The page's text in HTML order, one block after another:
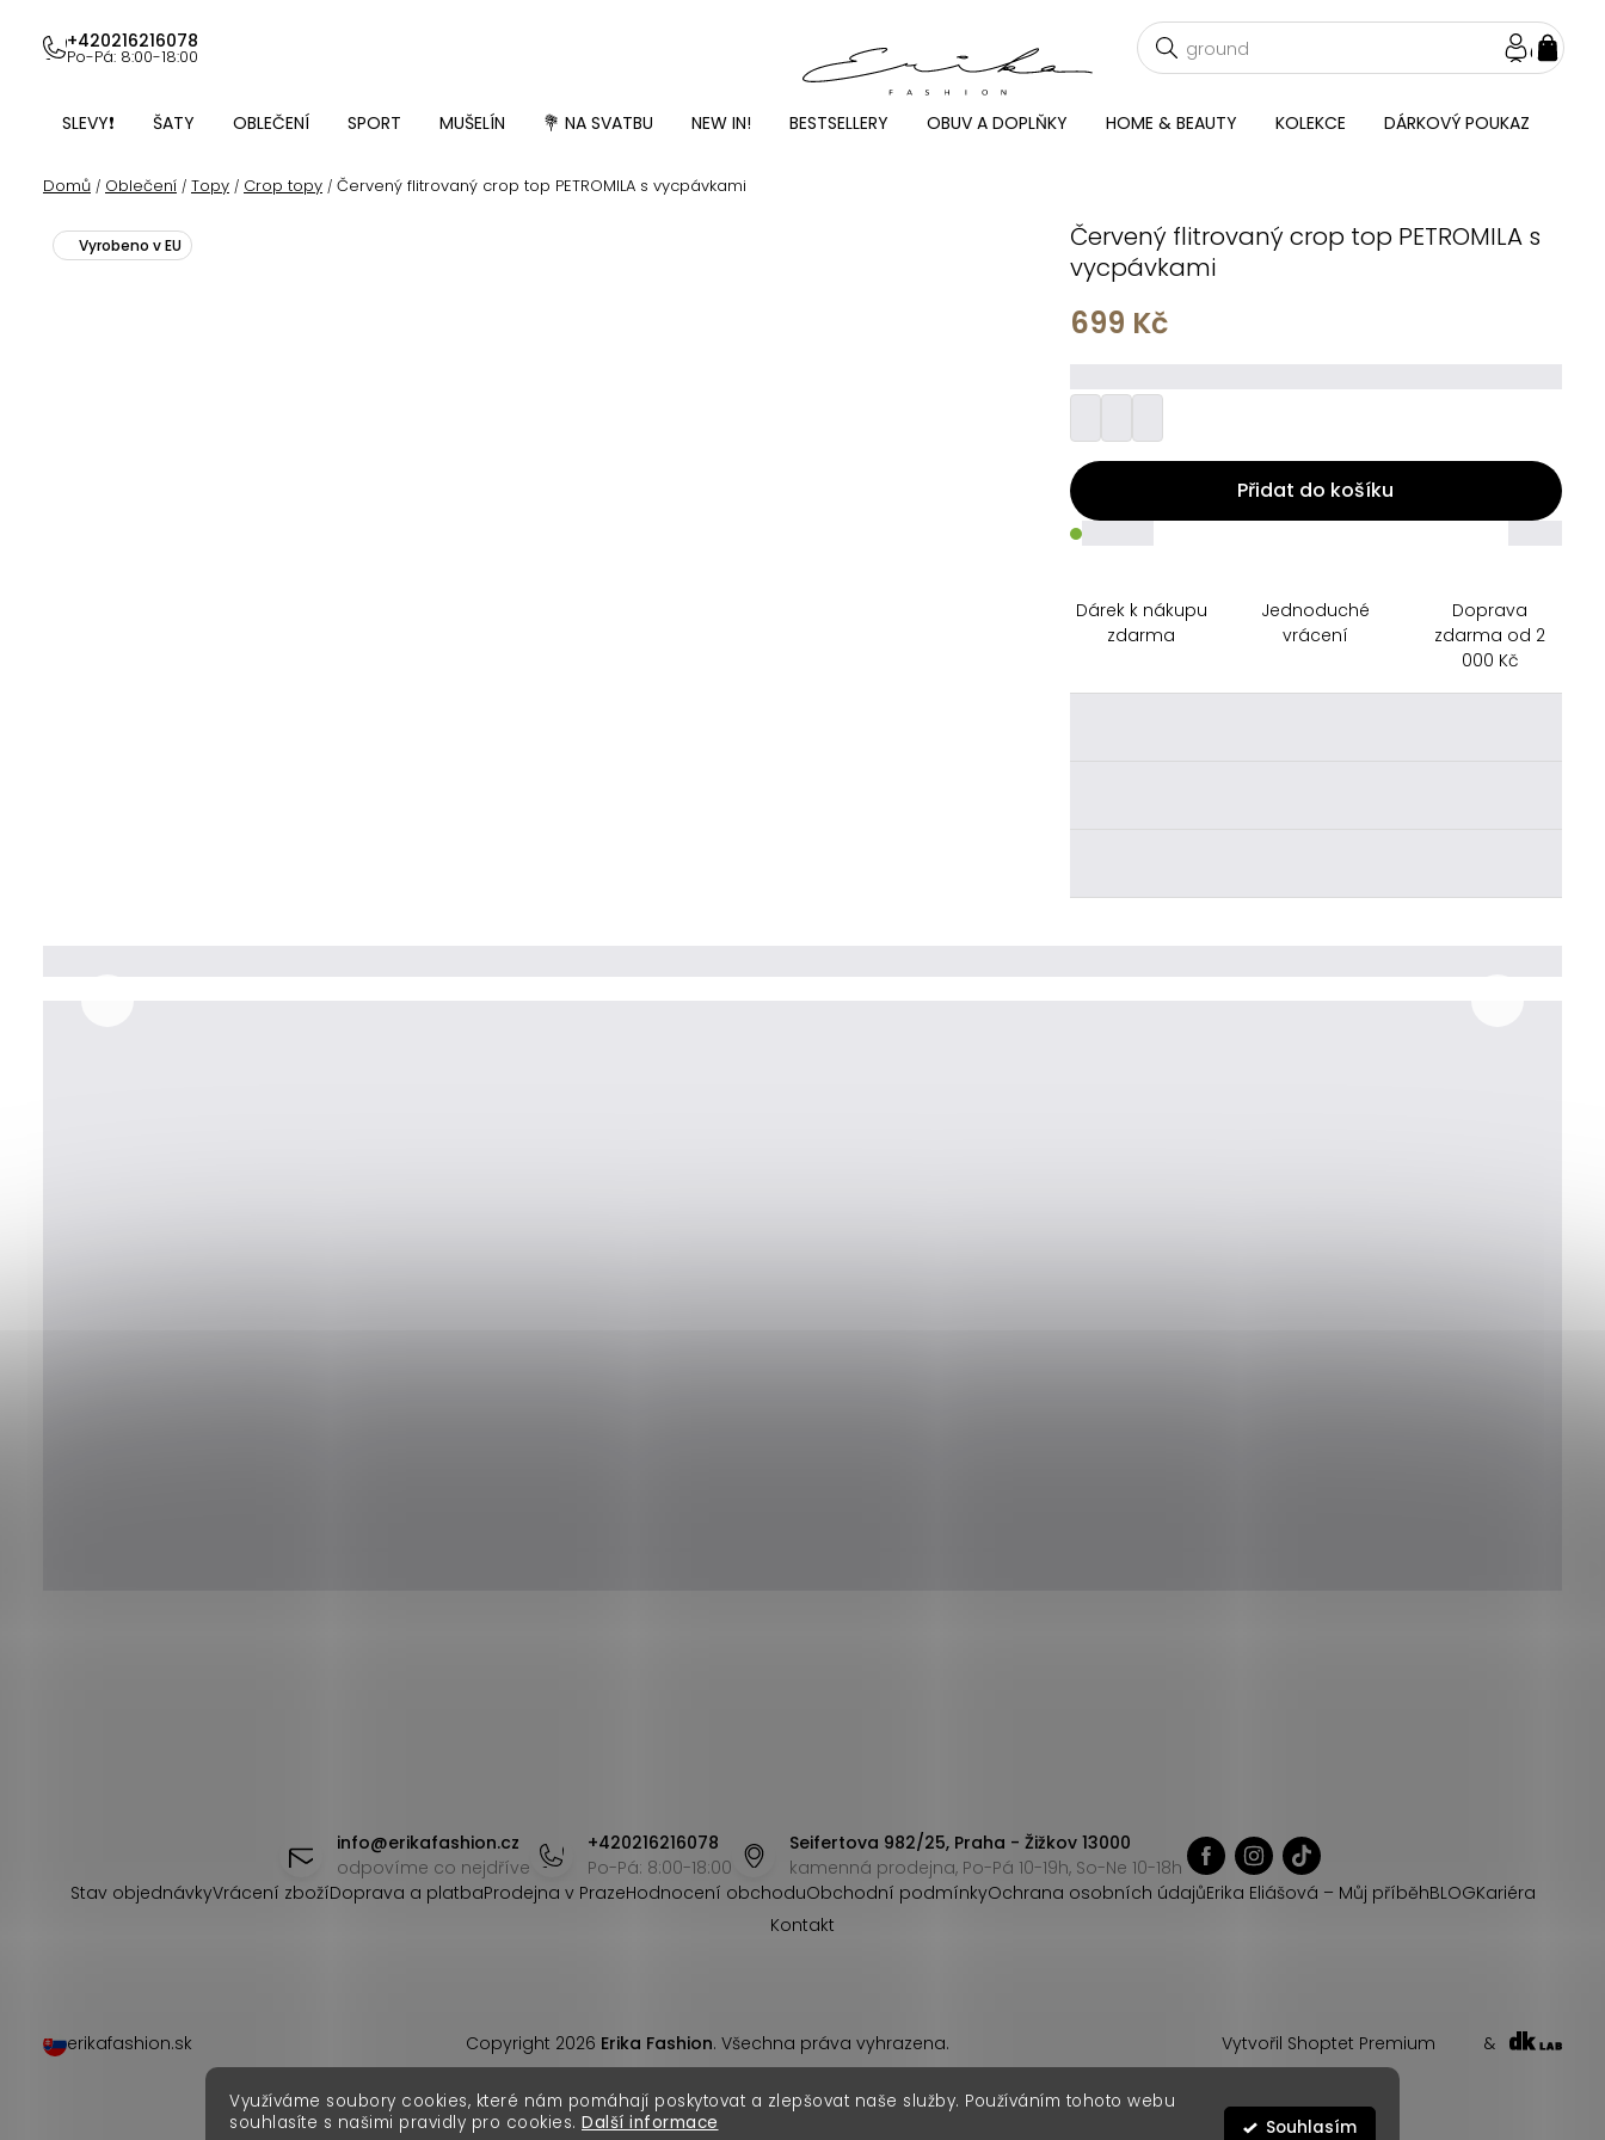
Využíváme soubory cookies, které nám pomáhají poskytovat a zlepšovat naše služby. Používáním tohoto webu
souhlasíte s našimi pravidly pro cookies. Další informace Souhlasím
obsah
+420216216078
Po-Pá: 8:00-18:00
SLEVY❗ ŠATY OBLEČENÍ SPORT MUŠELÍN 💐 NA SVATBU NEW IN! BESTSELLERY OBUV A DOPLŇKY HOME & BEAUTY KOLEKCE DÁRKOVÝ POUKAZ
Domů / Oblečení / Topy / Crop topy / Červený flitrovaný crop top PETROMILA s vycpávkami
Červený flitrovaný crop top PETROMILA s
vycpávkami
Vyrobeno v EU
699 Kč
Přidat do košíku
_____
Dárek k nákupu
zdarma
Jednoduché
vrácení
Doprava
zdarma od 2
000 Kč
info@erikafashion.cz
odpovíme co nejdříve
+420216216078
Po-Pá: 8:00-18:00
Seifertova 982/25, Praha - Žižkov 13000
kamenná prodejna, Po-Pá 10-19h, So-Ne 10-18h
Stav objednávkyVrácení zbožíDoprava a platbaProdejna v PrazeHodnocení obchoduObchodní podmínkyOchrana osobních údajůErika Eliášová – Můj příběhBLOGKariéra
Kontakt
Vytvořil Shoptet Premium &
Copyright 2026 Erika Fashion. Všechna práva vyhrazena.
erikafashion.sk